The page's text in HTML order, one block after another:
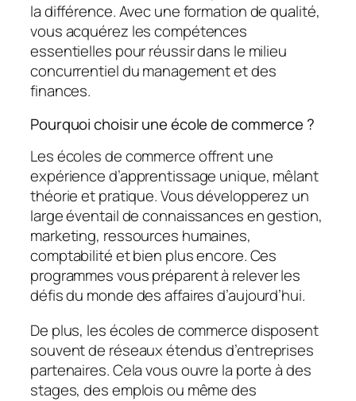
la différence. Avec une formation de qualité,
vous acquérez les compétences
essentielles pour réussir dans le milieu
concurrentiel du management et des
finances.
Pourquoi choisir une école de commerce ?
Les écoles de commerce offrent une
expérience d’apprentissage unique, mêlant
théorie et pratique. Vous développerez un
large éventail de connaissances en gestion,
marketing, ressources humaines,
comptabilité et bien plus encore. Ces
programmes vous préparent à relever les
défis du monde des affaires d’aujourd’hui.
De plus, les écoles de commerce disposent
souvent de réseaux étendus d’entreprises
partenaires. Cela vous ouvre la porte à des
stages, des emplois ou même des